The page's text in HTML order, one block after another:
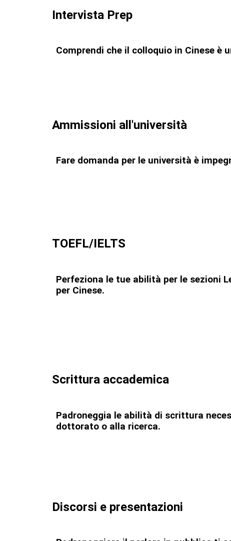
Intervista Prep
Comprendi che il colloquio in Cinese è
Ammissioni all'università
Fare domanda per le università è
TOEFL/IELTS
Perfeziona le tue abilità per le sezioni
per Cinese.
Scrittura accademica
Padroneggia le abilità di scrittura
dottorato o alla ricerca.
Discorsi e presentazioni